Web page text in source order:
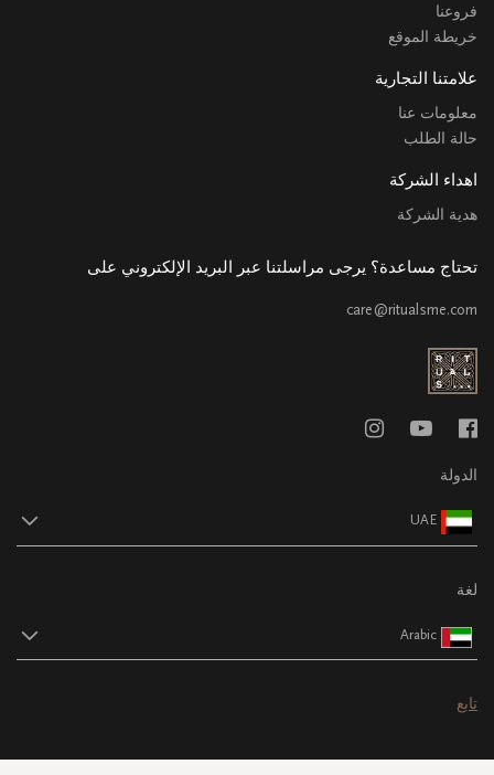
فروعنا
خريطة الموقع
علامتنا التجارية
معلومات عنا
حالة الطلب
اهداء الشركة
هدية الشركة
تحتاج مساعدة؟ يرجى مراسلتنا عبر البريد الإلكتروني على
care@ritualsme.com
الدولة
UAE
لغة
Arabic
تابع